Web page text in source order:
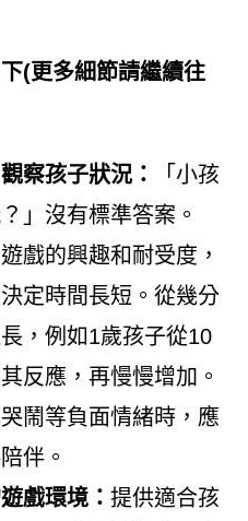
(更多細節請繼續往
察孩子狀況：
「小孩
」沒有標準答案。
戲的興趣和耐受度，
定時間長短。從幾分
，例如1歲孩子從10
反應，再慢慢增加。
鬧等負面情緒時，應
伴。
戲環境： 提供適合孩